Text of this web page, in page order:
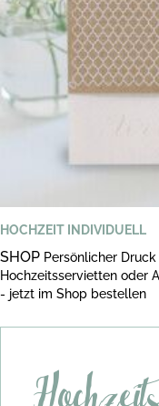
HOCHZEIT INDIVIDUELL
SHOP Persönlicher
Hochzeitsservietten oder
- jetzt im Shop bestellen